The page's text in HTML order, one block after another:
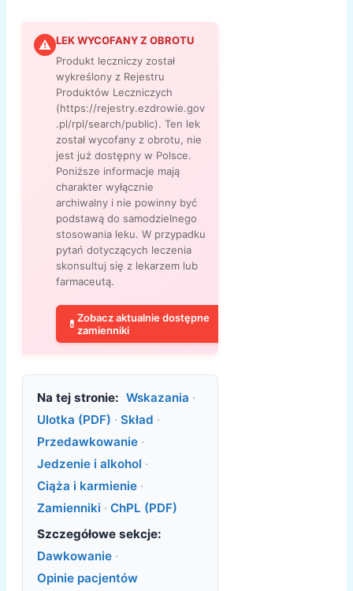
⚠ LEK WYCOFANY Z OBROTU
Produkt leczniczy został
wykreślony z Rejestru
Produktów Leczniczych
(https://rejestry.ezdrowie.gov
.pl/rpl/search/public). Ten lek
został wycofany z obrotu, nie
jest już dostępny w Polsce.
Poniższe informacje mają
charakter wyłącznie
archiwalny i nie powinny być
podstawą do samodzielnego
stosowania leku. W przypadku
pytań dotyczących leczenia
skonsultuj się z lekarzem lub
farmaceutą.
💊 Zobacz aktualnie dostępne
zamienniki
Na tej stronie: Wskazania ·
Ulotka (PDF) · Skład ·
Przedawkowanie ·
Jedzenie i alkohol ·
Ciąża i karmienie ·
Zamienniki · ChPL (PDF)
Szczegółowe sekcje:
Dawkowanie ·
Opinie pacjentów